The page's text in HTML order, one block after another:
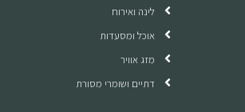
לינה ואירוח
אוכל ומסעדות
מזג אוויר
דתיים ושומרי מסורת